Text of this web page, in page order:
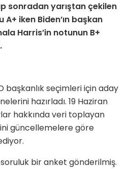
sonradan yarıştan çekilen
A+ iken Biden’ın başkan
Harris’in notunun B+
başkanlık seçimleri için aday
hazırladı. 19 Haziran
hakkında veri toplayan
güncellemelere göre
bir anket gönderilmiş.